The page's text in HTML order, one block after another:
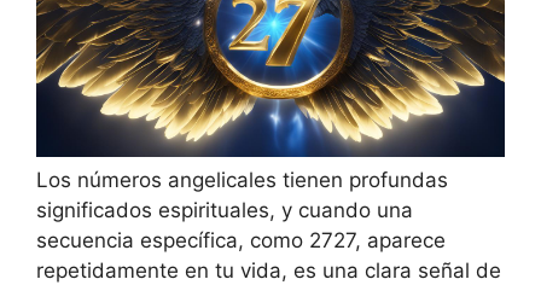
Los números angelicales tienen profundas
significados espirituales, y cuando una
secuencia específica, como 2727, aparece
repetidamente en tu vida, es una clara señal de